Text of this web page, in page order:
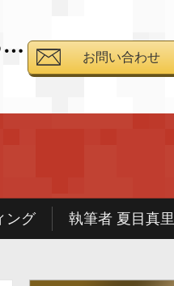
… お問い合わせ
ング 執筆者 夏目真里